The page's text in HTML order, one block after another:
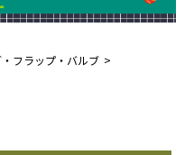
フラップ・バルブ